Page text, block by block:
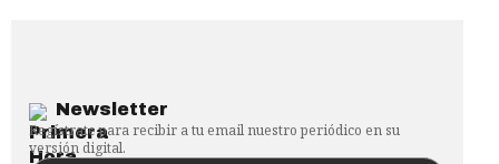
Newsletter
Regístrate para recibir a tu email nuestro periódico en su
versión digital.